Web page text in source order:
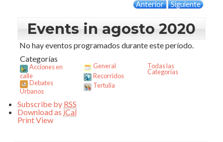
Anterior Siguiente
Events in agosto 2020
No hay eventos programados durante este período.
Categorías
Acciones en
calle
Debates
Urbanos
General
Recorridos
Tertulia
Todas las
Categorías
Subscribe by RSS
Download as iCal
PrintView